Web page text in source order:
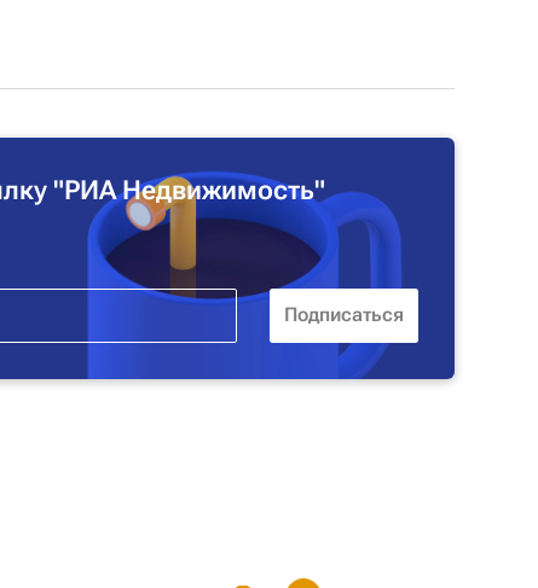
"РИА Недвижимость"